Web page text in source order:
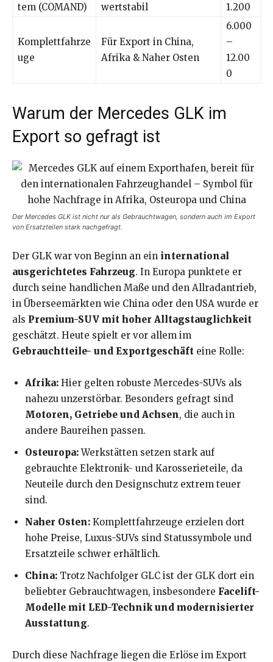
tem (COMAND)
wertstabil
1.200
Komplettfahrze
uge
Für Export in China,
Afrika & Naher Osten
6.000
–
12.00
0
Warum der Mercedes GLK im
Export so gefragt ist
Der Mercedes GLK ist nicht nur als Gebrauchtwagen, sondern auch im Export
von Ersatzteilen stark nachgefragt.
Der GLK war von Beginn an ein international
ausgerichtetes Fahrzeug. In Europa punktete er
durch seine handlichen Maße und den Allradantrieb,
in Überseemärkten wie China oder den USA wurde er
als Premium-SUV mit hoher Alltagstauglichkeit
geschätzt. Heute spielt er vor allem im
Gebrauchtteile- und Exportgeschäft eine Rolle:
Afrika: Hier gelten robuste Mercedes-SUVs als
nahezu unzerstörbar. Besonders gefragt sind
Motoren, Getriebe und Achsen, die auch in
andere Baureihen passen.
Osteuropa:Werkstätten setzen stark auf
gebrauchte Elektronik- und Karosserieteile, da
Neuteile durch den Designschutz extrem teuer
sind.
Naher Osten: Komplettfahrzeuge erzielen dort
hohe Preise, Luxus-SUVs sind Statussymbole und
Ersatzteile schwer erhältlich.
China: Trotz Nachfolger GLC ist der GLK dort ein
beliebter Gebrauchtwagen, insbesondere Facelift-
Modelle mit LED-Technik und modernisierter
Ausstattung.
Durch diese Nachfrage liegen die Erlöse im Export